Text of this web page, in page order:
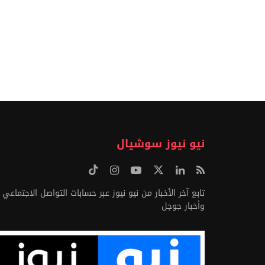
نيو نيوز سوشيال
تابع آخر الأخبار من نيو نيوز عبر حسابات التواصل الاجتماعي
وأخبار جوجل